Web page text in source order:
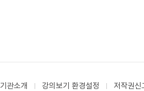
기관소개 강의보기 환경설정 저작권신